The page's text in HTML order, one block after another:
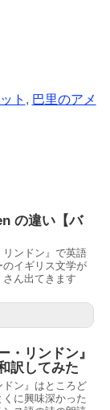
ト , 巴里のアメ
の違い【バ
ンドン』で英語
イギリス文学が
ん出てきます
・リンドン』
訳してみた
ン』はところど
に興味深かった